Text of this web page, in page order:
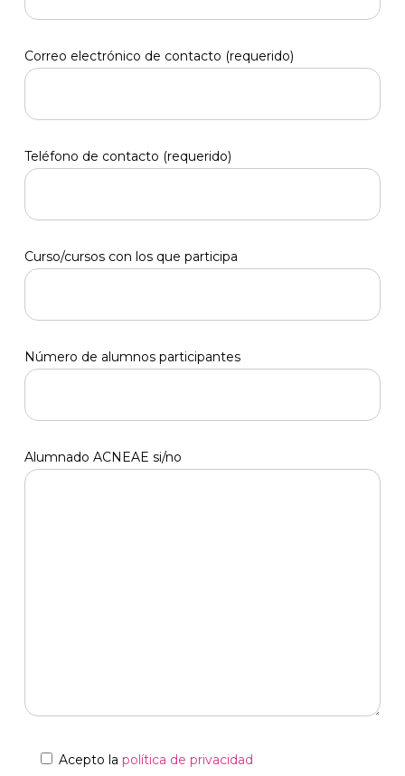
Correo electrónico de contacto (requerido)
Teléfono de contacto (requerido)
Curso/cursos con los que participa
Número de alumnos participantes
Alumnado ACNEAE si/no
Acepto la política de privacidad